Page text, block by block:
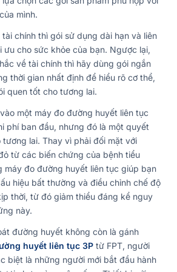
mình.
chính thì gói sử dụng dài hạn và liên
ưu cho sức khỏe của bạn. Ngược lại,
về tài chính thì hãy dùng gói ngắn
thời gian nhất định để hiểu rõ cơ thể,
quen tốt cho tương lai.
một máy đo đường huyết liên tục
phí ban đầu, nhưng đó là một quyết
lai. Thay vì phải đối mặt với
từ các biến chứng của bệnh tiểu
máy đo đường huyết liên tục giúp bạn
hiệu bất thường và điều chỉnh chế độ
thời, từ đó giảm thiểu đáng kể nguy
này.
đường huyết không còn là gánh
huyết liên tục 3P từ FPT, người
biệt là những người mới bắt đầu hành